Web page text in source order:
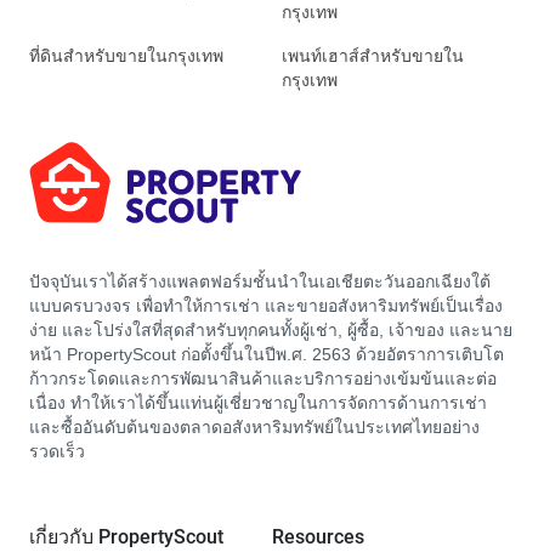
กรุงเทพ
ที่ดินสำหรับขายในกรุงเทพ
เพนท์เฮาส์สำหรับขายใน
กรุงเทพ
ปัจจุบันเราได้สร้างแพลตฟอร์มชั้นนำในเอเชียตะวันออกเฉียงใต้
แบบครบวงจร เพื่อทำให้การเช่า และขายอสังหาริมทรัพย์เป็นเรื่อง
ง่าย และโปร่งใสที่สุดสำหรับทุกคนทั้งผู้เช่า, ผู้ซื้อ, เจ้าของ และนาย
หน้า PropertyScout ก่อตั้งขึ้นในปีพ.ศ. 2563 ด้วยอัตราการเติบโต
ก้าวกระโดดและการพัฒนาสินค้าและบริการอย่างเข้มข้นและต่อ
เนื่อง ทำให้เราได้ขึ้นแท่นผู้เชี่ยวชาญในการจัดการด้านการเช่า
และซื้ออันดับต้นของตลาดอสังหาริมทรัพย์ในประเทศไทยอย่าง
รวดเร็ว
เกี่ยวกับ PropertyScout Resources